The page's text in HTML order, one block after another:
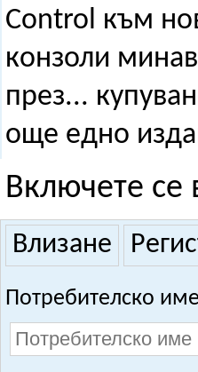
Control към
конзоли
през...
още едно
Включете се
Влизане
Потребителско